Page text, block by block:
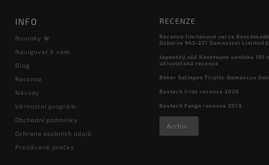
INFO
Novinky 💎
Navigovat k nám
Blog
Recenze
Návody
Věrnostní program
Obchodní podmínky
Ochrana osobních údajů
Prodávané značky
RECENZE
Recenze limitované verze
Osborne 945-221 Damasteel Limited
Japonský nůž Kanetsune santoku 165
uživatelská recenze
Böker Solingen Tirpitz-Damascus
Bestech Irida recenze 2020
Bestech Fanga recenze 2019
Archiv